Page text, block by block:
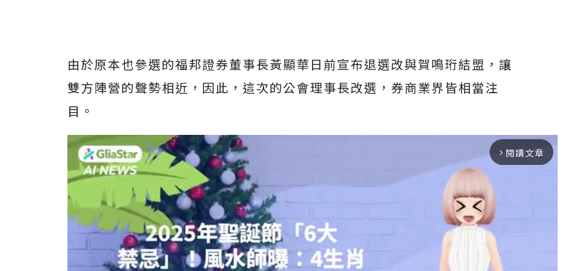
由於原本也參選的福邦證券董事長黃顯華日前宣布退選改與賀鳴珩結盟，讓
雙方陣營的聲勢相近，因此，這次的公會理事長改選，券商業界皆相當注
目。
arrow_forward_ios 閱讀文章